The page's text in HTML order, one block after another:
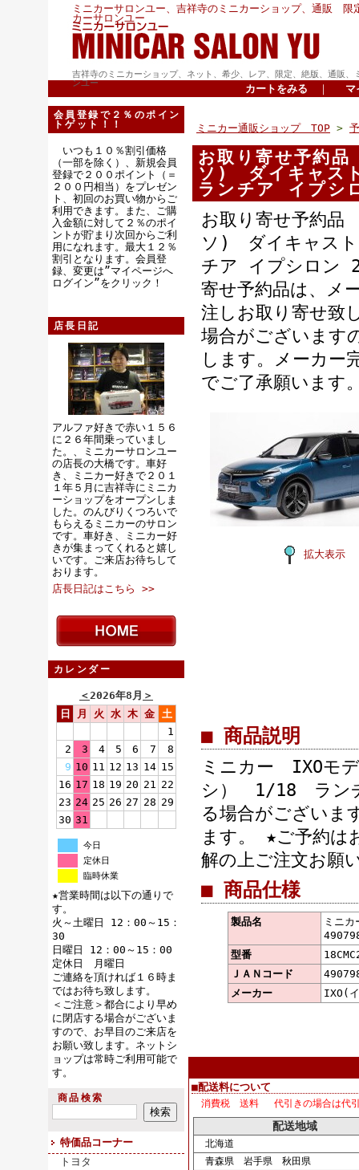
ミニカーサロンユー、吉祥寺のミニカーショップ、通販 限
カーサロンユー
吉祥寺のミニカーショップ、ネット、希少、レア、限定、絶版、通販、
ンユー
カートをみる ｜ マ
会員登録で２％のポイン
トゲット！！
いつも１０％割引価格
（一部を除く）、新規会員
登録で２００ポイント（＝
２００円相当）をプレゼン
ト、初回のお買い物からご
利用できます。また、ご購
入金額に対して２％のポイ
ントが貯まり次回からご利
用になれます。最大１２％
割引となります。会員登
録、変更は”マイページへ
ログイン”をクリック！
店長日記
アルファ好きで赤い１５６
に２６年間乗っていまし
た。、ミニカーサロンユー
の店長の大橋です。車好
き、ミニカー好きで２０１
１年５月に吉祥寺にミニカ
ーショップをオープンしま
した。のんびりくつろいで
もらえるミニカーのサロン
です。車好き、ミニカー好
きが集まってくれると嬉し
いです。ご来店お待ちして
おります。
店長日記はこちら >>
カレンダー
＜2026年8月 ＞
日
月 火 水 木 金 土
1
2
3 4 5 6 7
8
9 10 11 12 13 14 15
16 17 18 19 20 21 22
23 24 25 26 27 28 29
30 31
今日
定休日
臨時休業
★営業時間は以下の通りで
す。
火～土曜日 12：00～15：
30
日曜日 12：00～15：00
定休日 月曜日
ご連絡を頂ければ１６時ま
ではお待ち致します。
＜ご注意＞都合により早め
に閉店する場合がございま
すので、お早目のご来店を
お願い致します。ネットシ
ョップは常時ご利用可能で
す。
商品検索
特価品コーナー
トヨタ
ミニカー通販ショップ TOP >
お取り寄せ予約
ソ) ダイキャス
ランチア イプ
お取り寄せ予約
ソ) ダイキャス
チア イプシロン
寄せ予約品は、メ
注しお取り寄せ致
場合がございます
します。メーカー
でご了承願います
拡大表示
■ 商品説明
ミニカー IXOモ
シ） 1/18 ラン
る場合がございま
ます。 ★ご予約は
解の上ご注文お願
■ 商品仕様
製品名
ミニ
型番
ＪＡＮコード
メーカー
IXO(
■配送料について
消費税 送料 代引きの場合は代引
配送地域
北海道
青森県 岩手県 秋田県